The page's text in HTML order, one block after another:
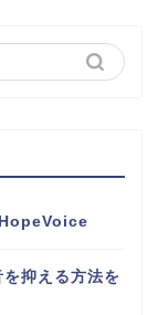
抑える方法を